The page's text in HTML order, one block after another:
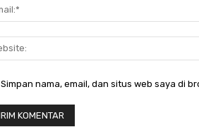
Simpan nama, email, dan situs web saya di